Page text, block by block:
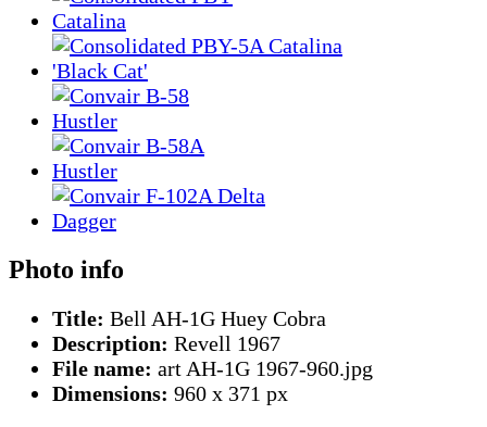
Photo info
Title: Bell AH-1G Huey Cobra
Description: Revell 1967
File name: art AH-1G 1967-960.jpg
Dimensions: 960 x 371 px